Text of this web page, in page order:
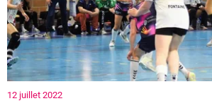
12 juillet 2022